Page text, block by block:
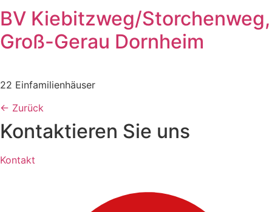
BV Kiebitzweg/Storchenweg,
Groß-Gerau Dornheim
22 Einfamilienhäuser
← Zurück
Kontaktieren Sie uns
Kontakt